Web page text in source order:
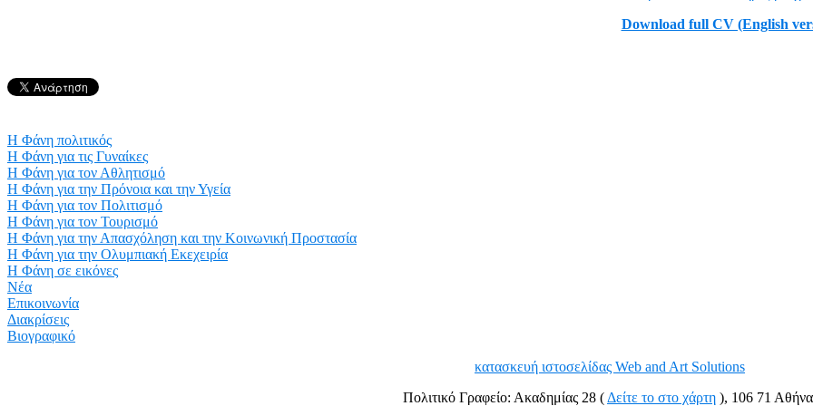
Download full CV (English
Η Φάνη πολιτικός
Η Φάνη για τις Γυναίκες
Η Φάνη για τον Αθλητισμό
Η Φάνη για την Πρόνοια και την Υγεία
Η Φάνη για τον Πολιτισμό
Η Φάνη για τον Τουρισμό
Η Φάνη για την Απασχόληση και την Κοινωνική Προστασία
Η Φάνη για την Ολυμπιακή Εκεχειρία
Η Φάνη σε εικόνες
Νέα
Επικοινωνία
Διακρίσεις
Βιογραφικό
κατασκευή ιστοσελίδας Web and Art Solutions
Πολιτικό Γραφείο: Ακαδημίας 28 ( Δείτε το στο χάρτη ), 106 71 Αθήνα